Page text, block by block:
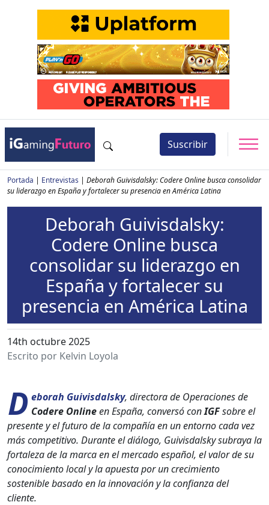
Suscribir
Portada | Entrevistas | Deborah Guivisdalsky: Codere Online busca consolidar
su liderazgo en España y fortalecer su presencia en América Latina
Deborah Guivisdalsky:
Codere Online busca
consolidar su liderazgo en
España y fortalecer su
presencia en América Latina
14th octubre 2025
Escrito por Kelvin Loyola
D eb­o­rah Guiv­is­dal­sky, direc­to­ra de Opera­ciones de
Codere Onlineen España, con­ver­só conIGFsobre el
pre­sente y el futuro de la com­pañía en un entorno cada vez
más com­pet­i­ti­vo. Durante el diál­o­go, Guiv­is­dal­sky sub­raya la
for­t­aleza de la mar­ca en el mer­ca­do español, el val­or de su
conocimien­to local y la apues­ta por un crec­imien­to
sostenible basa­do en la inno­vación y la con­fi­an­za del
cliente.